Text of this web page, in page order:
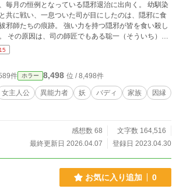
毎月の恒例となっている隠邪退治に出向く。 幼馴染
共に戦い、一息ついた司が目にしたのは、隠邪に食
邪師たちの痕跡。 強い力を持つ隠邪が皆を食い殺し
その原因は、司の師匠でもある聡一（そういち）が
邪と手を組んだことによるもの。 司も隠邪に食わ
。 「何としても隠邪を倒し、聡一を止めなくてはい
祖母の思いと仲間たちの無念を胸に、司は祓邪師た
で伝わる不思議な場所へ赴く。 そこでは幼女の姿を
ユクミが、『約束の者』を数百年のあいだ待ち続け
たのは、今まで居た世界とは似て異なる世界。 ここは
のために作ったのだろうか？ 異界を調べる司は、
たことを知る。 そして、すべてが繋がる先に待つもの
件 ホラー 8,498 位 / 8,498件
女主人公 異能力者 妖 バディ 家族
因縁
感想数 68
文字数 164,516
最終更新日 2026.04.07
登録日 2023.04.30
お気に入り追加 0